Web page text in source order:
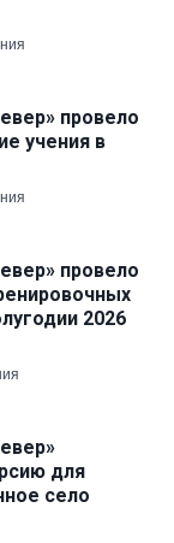
провело
учения в
провело
2026
для
село